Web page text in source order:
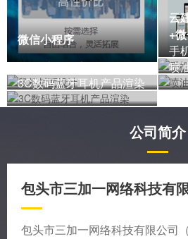
微信小程序
云
+
手
鼠标封面设计
喷
3C数码蓝牙耳机产品渲染
公司简介
包头市三加一网络科技有
包头市三加一网络科技有限公司